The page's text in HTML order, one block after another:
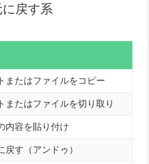
戻す系
またはファイルをコピー
またはファイルを切り取り
内容を貼り付け
戻す（アンドゥ）